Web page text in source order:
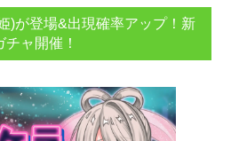
)が登場&出現確率アップ！新
ャ開催！